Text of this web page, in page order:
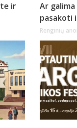
ir
Ar
pasakoti
Renginių